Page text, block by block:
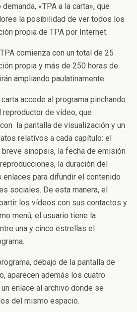
«TPA a la carta», que
la posibilidad de ver todos los
propia de TPA por Internet.
comienza con un total de 25
propia y más de 250 horas de
ampliando paulatinamente.
accede al programa pinchando
de vídeo, que
la pantalla de visualización y un
relativos a cada capítulo: el
sinopsis, la fecha de emisión
la duración del
para difundir el contenido
sociales. De esta manera, el
los vídeos con sus contactos y
menú, el usuario tiene la
una y cinco estrellas el
debajo de la pantalla de
aparecen además los cuatro
enlace al archivo donde se
del mismo espacio.